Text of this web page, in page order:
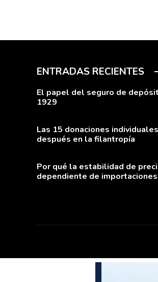
ENTRADAS RECIENTES
El papel del seguro de
1929
Las 15 donaciones
después en la filantropía
Por qué la estabilidad de
dependiente de